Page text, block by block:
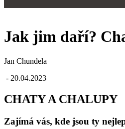
Jak jim daří?
Jan Chundela
- 20.04.2023
CHATY A CHALUPY
Zajímá vás, kde jsou ty